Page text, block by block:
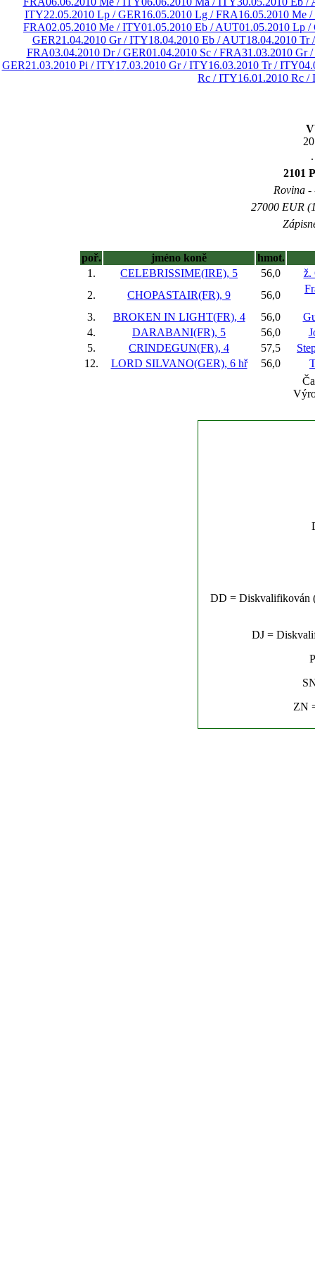
ITY22.05.2010 Lp / GER16.05.2010 Lg / FRA16.05.2010 Me
FRA02.05.2010 Me / ITY01.05.2010 Eb / AUT01.05.2010 Lp /
GER21.04.2010 Gr / ITY18.04.2010 Eb / AUT18.04.2010 Tr
FRA03.04.2010 Dr / GER01.04.2010 Sc / FRA31.03.2010 Gr
GER21.03.2010 Pi / ITY17.03.2010 Gr / ITY16.03.2010 Tr / ITY
Rc / ITY16.01.2010 Rc /
2101
Rovina -
27000 EUR
poř. jméno koně
hmot.
1.
CELEBRISSIME(IRE), 5 56,0
ž.
2.
CHOPASTAIR(FR), 9 56,0
3. BROKEN IN LIGHT(FR), 4 56,0
4.
DARABANI(FR), 5 56,0
5.
CRINDEGUN(FR), 4 57,5
12.
LORD SILVANO(GER), 6 hř 56,0
DD = Diskvalifikován
DJ =
ZN